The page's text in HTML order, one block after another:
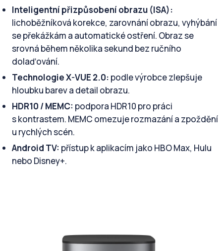
Inteligentní přizpůsobení obrazu (ISA):
lichoběžníková korekce, zarovnání obrazu, vyhýbání
se překážkám a automatické ostření. Obraz se
srovná během několika sekund bez ručního
dolaďování.
Technologie X-VUE 2.0: podle výrobce zlepšuje
hloubku barev a detail obrazu.
HDR10 / MEMC: podpora HDR10 pro práci
s kontrastem. MEMC omezuje rozmazání a zpoždění
u rychlých scén.
Android TV: přístup k aplikacím jako HBO Max, Hulu
nebo Disney+.